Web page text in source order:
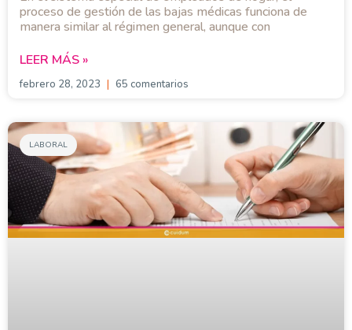
proceso de gestión de las bajas médicas funciona de
manera similar al régimen general, aunque con
LEER MÁS »
febrero 28, 2023 65 comentarios
LABORAL